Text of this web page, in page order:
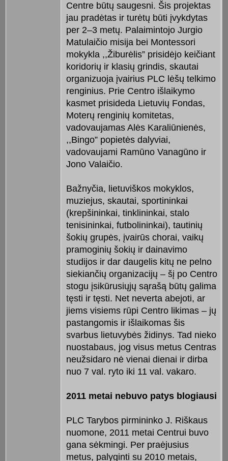
Centre būtų saugesni. Šis projektas
jau pradėtas ir turėtų būti įvykdytas
per 2–3 metų. Palaimintojo Jurgio
Matulaičio misija bei Montessori
mokykla ,,Žiburėlis” prisidėjo keičiant
koridorių ir klasių grindis, skautai
organizuoja įvairius PLC lėšų telkimo
renginius. Prie Centro išlaikymo
kasmet prisideda Lietuvių Fondas,
Moterų renginių komitetas,
vadovaujamas Alės Karaliūnienės,
,,Bingo” popietės dalyviai,
vadovaujami Ramūno Vanagūno ir
Jono Valaičio.
Bažnyčia, lietuviškos mokyklos,
muziejus, skautai, sportininkai
(krepšininkai, tinklininkai, stalo
tenisininkai, futbolininkai), tautinių
šokių grupės, įvairūs chorai, vaikų
pramoginių šokių ir dainavimo
studijos ir dar daugelis kitų ne pelno
siekiančių organizacijų – šį po Centro
stogu įsikūrusiųjų sąrašą būtų galima
tęsti ir tęsti. Net neverta abejoti, ar
jiems visiems rūpi Centro likimas – jų
pastangomis ir išlaikomas šis
svarbus lietuvybės židinys. Tad nieko
nuostabaus, jog visus metus Centras
neužsidaro nė vienai dienai ir dirba
nuo 7 val. ryto iki 11 val. vakaro.
2011 metai nebuvo patys blogiausi
PLC Tarybos pirmininko J. Riškaus
nuomone, 2011 metai Centrui buvo
gana sėkmingi. Per praėjusius
metus, palyginti su 2010 metais,